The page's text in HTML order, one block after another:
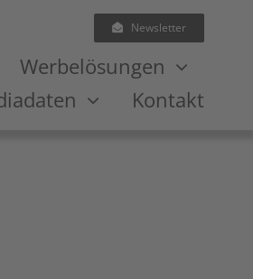
Newsletter
Werbelösungen
Kontakt